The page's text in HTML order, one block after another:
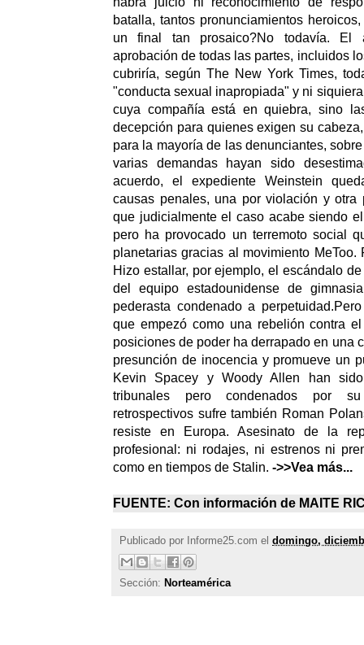
batalla, tantos pronunciamientos
un final tan prosaico?No todavía. El
aprobación de todas las partes, incluidos
cubriría, según The New York Times,
"conducta sexual inapropiada" y ni
cuya compañía está en quiebra, sino
decepción para quienes exigen su
para la mayoría de las denunciantes,
varias demandas hayan sido
acuerdo, el expediente Weinstein
causas penales, una por violación y otra
que judicialmente el caso acabe siendo
pero ha provocado un terremoto social
planetarias gracias al movimiento MeToo.
Hizo estallar, por ejemplo, el escándalo
del equipo estadounidense de
pederasta condenado a
que empezó como una rebelión contra
posiciones de poder ha derrapado en una
presunción de inocencia y promueve un
Kevin Spacey y Woody Allen han
tribunales pero condenados por
retrospectivos sufre también Roman
resiste en Europa. Asesinato de la
profesional: ni rodajes, ni estrenos ni
como en tiempos de Stalin. ->>Vea más...
FUENTE: Con información de MAITE
Publicado por Informe25.com el domingo,
Sección: Norteamérica